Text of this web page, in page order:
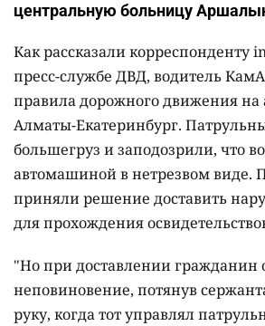
центральную больницу
Как рассказали корреспонденту
пресс-службе ДВД, водитель
правила дорожного движения на
Алматы-Екатеринбург.
большегруз и заподозрили, что
автомашиной в нетрезвом виде.
приняли решение доставить
для прохождения
"Но при доставлении гражданин
неповиновение, потянув
руку, когда тот управлял